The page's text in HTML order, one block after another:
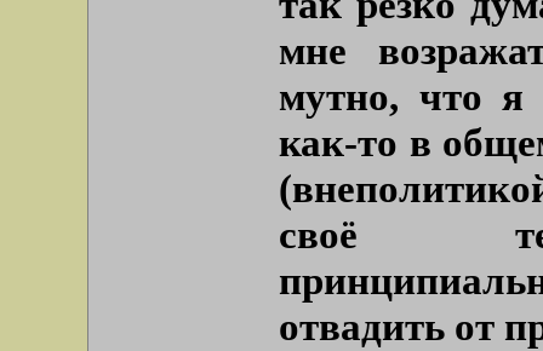
мне
мутно, что я
как-то в
своё
отвадить от